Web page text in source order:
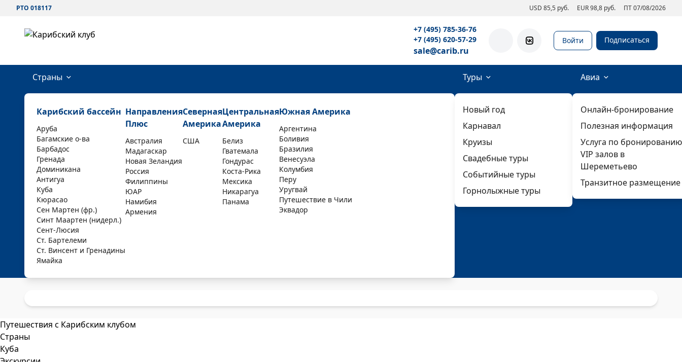
РТО 018117 USD 85,5 руб. EUR 98,8 руб. ПТ 07/08/2026
+7 (495) 785-36-76
+7 (495) 620-57-29
sale@carib.ru
Войти Подписаться
Страны
Карибский бассейн
Аруба
Багамские о-ва
Барбадос
Гренада
Доминикана
Антигуа
Куба
Кюрасао
Сен Мартен (фр.)
Синт Маартен (нидерл.)
Сент-Люсия
Ст. Бартелеми
Ст. Винсент и Гренадины
Ямайка
Направления
Плюс
Австралия
Мадагаскар
Новая Зеландия
Россия
Филиппины
ЮАР
Намибия
Армения
Северная
Америка
США
Центральная
Америка
Белиз
Гватемала
Гондурас
Коста-Рика
Мексика
Никарагуа
Панама
Южная Америка
Аргентина
Боливия
Бразилия
Венесуэла
Колумбия
Перу
Уругвай
Путешествие в Чили
Эквадор
Туры
Новый год
Карнавал
Круизы
Свадебные туры
Событийные туры
Горнолыжные туры
Авиа
Онлайн-бронирование
Полезная информация
Услуга по бронированию
VIP залов в
Шереметьево
Транзитное размещение
Путешествия с Карибским клубом
Страны
Куба